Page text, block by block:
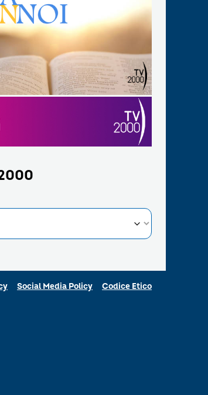
Social Media Policy Codice Etico